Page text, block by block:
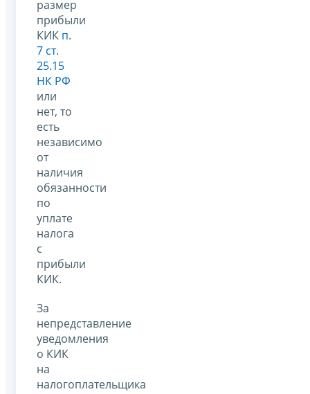
размер
прибыли
КИК п.
7 ст.
25.15
НК РФ
или
нет, то
есть
независимо
от
наличия
обязанности
по
уплате
налога
с
прибыли
КИК.
За
непредставление
уведомления
о КИК
на
налогоплательщика